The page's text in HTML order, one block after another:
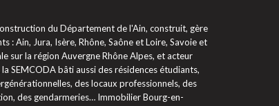
du Département de l'Ain, construit, gère
: Ain, Jura, Isère, Rhône, Saône et Loire, Savoie et
sur la région Auvergne Rhône Alpes, et acteur
SEMCODA bâti aussi des résidences étudiants,
des locaux professionnels, des
des gendarmeries… Immobilier Bourg-en-